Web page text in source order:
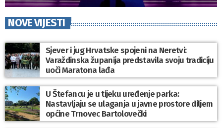
NOVE VIJESTI
Sjever i jug Hrvatske spojeni na Neretvi:
Varaždinska županija predstavila svoju tradiciju
uoči Maratona lađa
U Štefancu je u tijeku uređenje parka:
Nastavljaju se ulaganja u javne prostore diljem
općine Trnovec Bartolovečki